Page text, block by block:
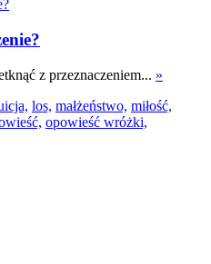
z przeznaczeniem... »
los, małżeństwo, miłość,
opowieść wróżki,